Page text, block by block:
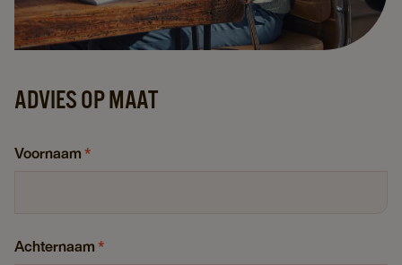
ADVIES OP MAAT
Voornaam*
Achternaam*